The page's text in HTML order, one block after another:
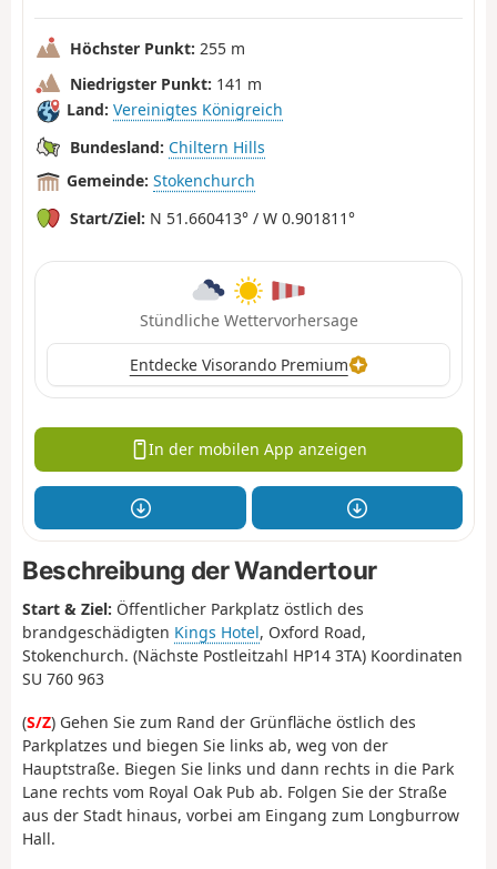
Höchster Punkt: 255 m
Niedrigster Punkt: 141 m
Land: Vereinigtes Königreich
Bundesland: Chiltern Hills
Gemeinde: Stokenchurch
Start/Ziel: N 51.660413° / W 0.901811°
Stündliche Wettervorhersage
Entdecke Visorando Premium
In der mobilen App anzeigen
Beschreibung der Wandertour
Start & Ziel: Öffentlicher Parkplatz östlich des
brandgeschädigten Kings Hotel, Oxford Road,
Stokenchurch. (Nächste Postleitzahl HP14 3TA) Koordinaten
SU 760 963
(S/Z) Gehen Sie zum Rand der Grünfläche östlich des
Parkplatzes und biegen Sie links ab, weg von der
Hauptstraße. Biegen Sie links und dann rechts in die Park
Lane rechts vom Royal Oak Pub ab. Folgen Sie der Straße
aus der Stadt hinaus, vorbei am Eingang zum Longburrow
Hall.